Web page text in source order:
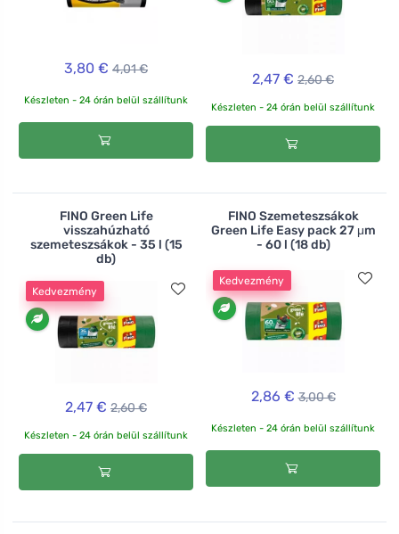
3,80 € 4,01 €
Készleten - 24 órán belül szállítunk
2,47 € 2,60 €
Készleten - 24 órán belül szállítunk
FINO Green Life
visszahúzható
szemeteszsákok - 35 l (15
db)
Kedvezmény
2,47 € 2,60 €
Készleten - 24 órán belül szállítunk
FINO Szemeteszsákok
Green Life Easy pack 27 μm
- 60 l (18 db)
Kedvezmény
2,86 € 3,00 €
Készleten - 24 órán belül szállítunk